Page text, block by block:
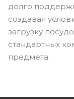
долго
создавая
загрузку
стандартных
предмета.